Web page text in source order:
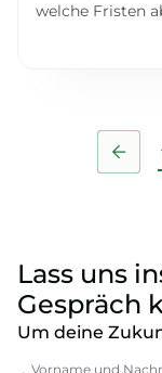
welche Fristen
Lass uns
Gespräch
Um deine
Vorname und